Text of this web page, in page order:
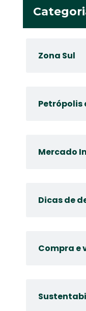
Zona Sul
Petrópolis
Mercado
Dicas de
Compra e